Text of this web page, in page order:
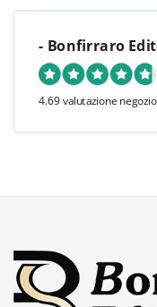
- Bonfirraro
4.69 valutazione negozio